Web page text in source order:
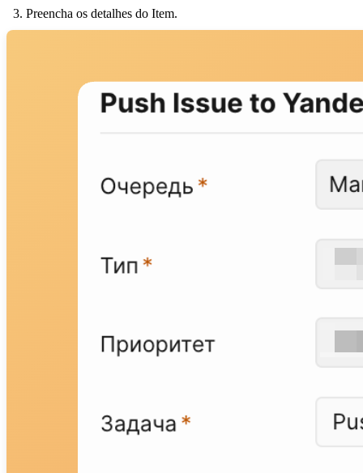
Preencha os detalhes do Item.